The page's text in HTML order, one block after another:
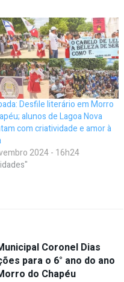
Desfile literário em Morro
alunos de Lagoa Nova
com criatividade e amor à
2024 - 16h24
Coronel Dias
para o 6° ano do ano
do Chapéu